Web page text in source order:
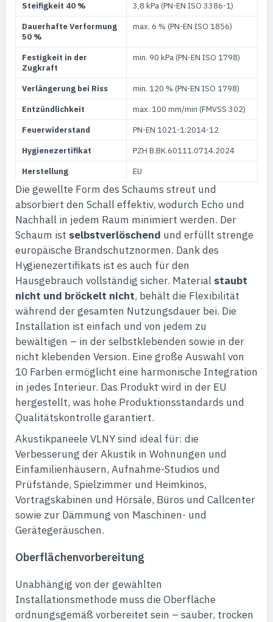
Steifigkeit 40 %
3,8 kPa (PN-EN ISO 3386-1)
Dauerhafte Verformung
50 %
max. 6 % (PN-EN ISO 1856)
Festigkeit in der
Zugkraft
min. 90 kPa (PN-EN ISO 1798)
Verlängerung bei Riss
min. 120 % (PN-EN ISO 1798)
Entzündlichkeit
max. 100 mm/min (FMVSS 302)
Feuerwiderstand
PN-EN 1021-1:2014-12
Hygienezertifikat
PZH B.BK.60111.0714.2024
Herstellung
EU
Die gewellte Form des Schaums streut und
absorbiert den Schall effektiv, wodurch Echo und
Nachhall in jedem Raum minimiert werden. Der
Schaum ist selbstverlöschend und erfüllt strenge
europäische Brandschutznormen. Dank des
Hygienezertifikats ist es auch für den
Hausgebrauch vollständig sicher. Material staubt
nicht und bröckelt nicht, behält die Flexibilität
während der gesamten Nutzungsdauer bei. Die
Installation ist einfach und von jedem zu
bewältigen – in der selbstklebenden sowie in der
nicht klebenden Version. Eine große Auswahl von
10 Farben ermöglicht eine harmonische Integration
in jedes Interieur. Das Produkt wird in der EU
hergestellt, was hohe Produktionsstandards und
Qualitätskontrolle garantiert.
Akustikpaneele VLNY sind ideal für: die
Verbesserung der Akustik in Wohnungen und
Einfamilienhäusern, Aufnahme-Studios und
Prüfstände, Spielzimmer und Heimkinos,
Vortragskabinen und Hörsäle, Büros und Callcenter
sowie zur Dämmung von Maschinen- und
Gerätegeräuschen.
Oberflächenvorbereitung
Unabhängig von der gewählten
Installationsmethode muss die Oberfläche
ordnungsgemäß vorbereitet sein – sauber, trocken